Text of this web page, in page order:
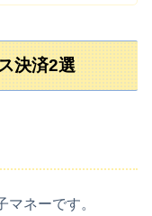
決済2選
ネーです。